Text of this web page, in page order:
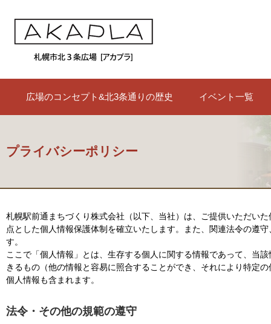
広場のコンセプト&北3条通りの歴史 イベント一覧
プライバシーポリシー
札幌駅前通まちづくり株式会社（以下、当社）は、ご提供いただい
点とした個人情報保護体制を確立いたします。また、関連法令の遵
す。
ここで「個人情報」とは、生存する個人に関する情報であって、当
きるもの（他の情報と容易に照合することができ、それにより特定
個人情報も含まれます。
法令・その他の規範の遵守